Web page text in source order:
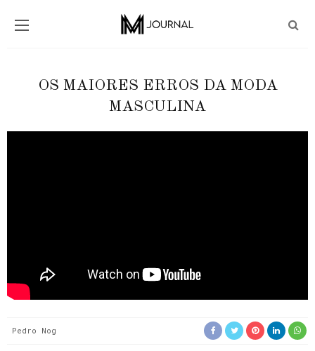
OS MAIORES ERROS DA MODA
MASCULINA
Pedro Nog